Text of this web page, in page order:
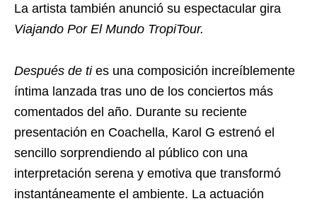
La artista también anunció su espectacular gira
Viajando Por El Mundo TropiTour.
Después de ti es una composición increíblemente
íntima lanzada tras uno de los conciertos más
comentados del año. Durante su reciente
presentación en Coachella, Karol G estrenó el
sencillo sorprendiendo al público con una
interpretación serena y emotiva que transformó
instantáneamente el ambiente. La actuación